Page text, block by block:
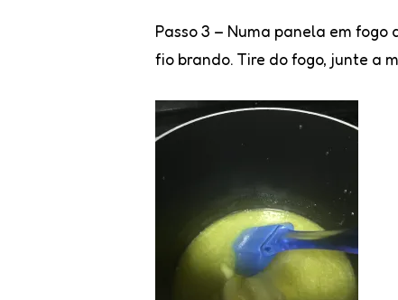
Passo 3 – Numa panela em fogo
fio brando. Tire do fogo, junte a